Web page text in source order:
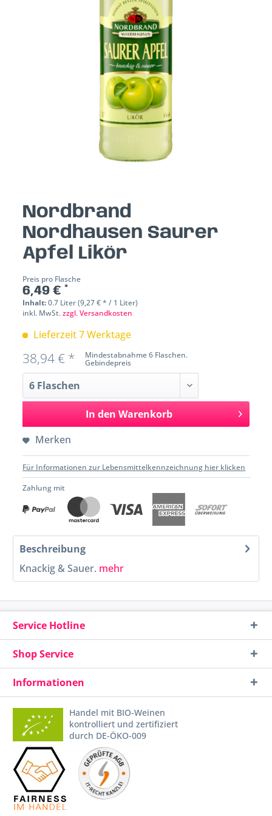
Nordbrand
Nordhausen Saurer
Apfel Likör
Preis pro Flasche
6,49 € *
Inhalt:0.7 Liter (9,27 € * / 1 Liter)
inkl. MwSt.zzgl. Versandkosten
Lieferzeit 7 Werktage
Mindestabnahme 6 Flaschen.
Gebindepreis
38,94 € *
In den Warenkorb
Merken
Für Informationen zur Lebensmittelkennzeichnung hier klicken
Zahlung mit
Beschreibung
Knackig & Sauer. mehr
Service Hotline
Shop Service
Informationen
Handel mit BIO-Weinen
kontrolliert und zertifiziert
durch DE-ÖKO-009